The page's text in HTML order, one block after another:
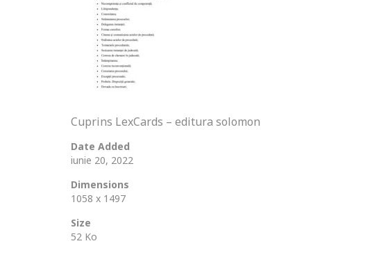
Cuprins LexCards – editura solomon
Date Added
iunie 20, 2022
Dimensions
1058 x 1497
Size
52 Ko